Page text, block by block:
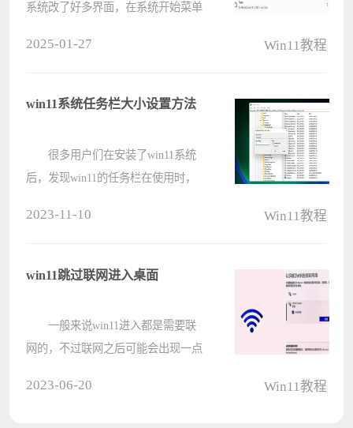
系统改了好多界面，在系统开始菜单
藏起来，那具体要怎么操作呢？来看
2025-01-27 Win11教程
win11系统任务栏大小设置方法
很多用户们在安装了win11系统
后，发现win11的任务栏在使用时，
文章吧~ win11怎么改任务栏大
2023-11-10 Win11教程
win11跳过联网进入桌面
一般来说win11进入都是需要联
网的，不过联网之后可能会出现一点
2023-06-20 Win11教程